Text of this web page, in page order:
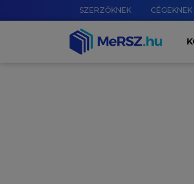
SZERZŐKNEK CÉGEKNEK